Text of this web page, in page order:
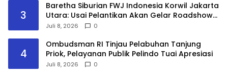
3
Baretha Siburian FWJ Indonesia Korwil Jakarta
Utara: Usai Pelantikan Akan Gelar Roadshow
Audiensi ke Seluruh Pemangku Kepentingan
Juli 8, 2026 0
4
Ombudsman RI Tinjau Pelabuhan Tanjung
Priok, Pelayanan Publik Pelindo Tuai Apresiasi
Juli 8, 2026 0